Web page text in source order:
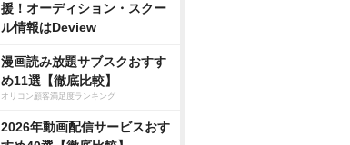
援！オーディション・スクー
ル情報はDeview
漫画読み放題サブスクおすす
め11選【徹底比較】
オリコン顧客満足度ランキング
2026年動画配信サービスおす